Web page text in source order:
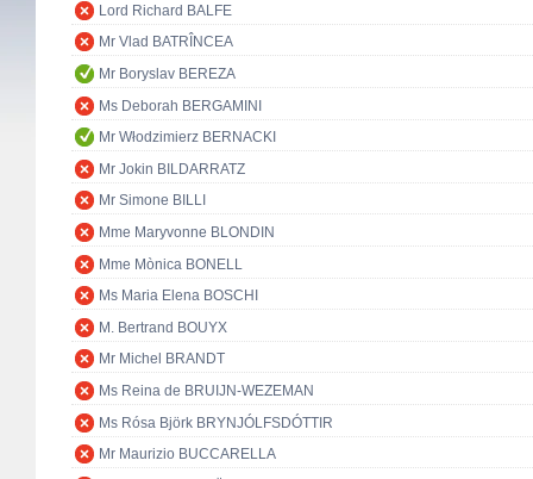
Lord Richard BALFE
Mr Vlad BATRÎNCEA
Mr Boryslav BEREZA
Ms Deborah BERGAMINI
Mr Włodzimierz BERNACKI
Mr Jokin BILDARRATZ
Mr Simone BILLI
Mme Maryvonne BLONDIN
Mme Mònica BONELL
Ms Maria Elena BOSCHI
M. Bertrand BOUYX
Mr Michel BRANDT
Ms Reina de BRUIJN-WEZEMAN
Ms Rósa Björk BRYNJÓLFSDÓTTIR
Mr Maurizio BUCCARELLA